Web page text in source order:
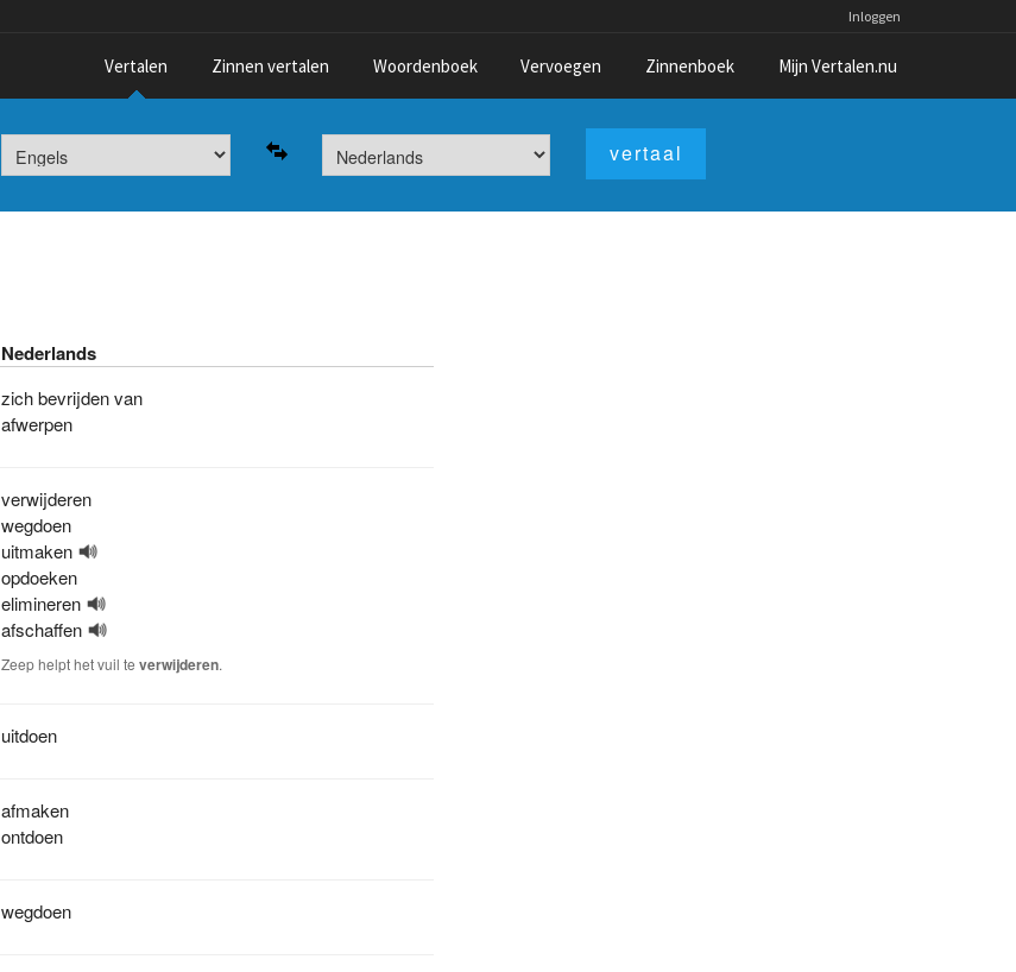
Inloggen
Vertalen Zinnen vertalen Woordenboek Vervoegen Zinnenboek Mijn Vertalen.nu
Nederlands
zich bevrijden van
afwerpen
verwijderen
wegdoen
uitmaken
opdoeken
elimineren
afschaffen
Zeep helpt het vuil teverwijderen.
uitdoen
afmaken
ontdoen
wegdoen